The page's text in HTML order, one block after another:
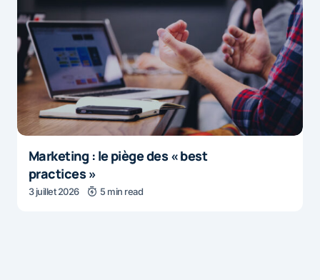
Marketing : le piège des « best
practices »
3 juillet 2026 5 min read